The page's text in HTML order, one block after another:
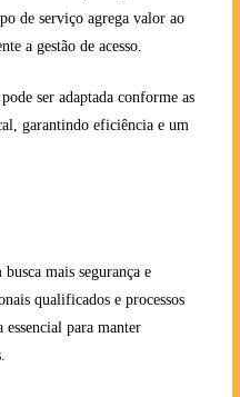
de serviço agrega valor ao
a gestão de acesso.
pode ser adaptada conforme as
garantindo eficiência e um
mais segurança e
qualificados e processos
essencial para manter